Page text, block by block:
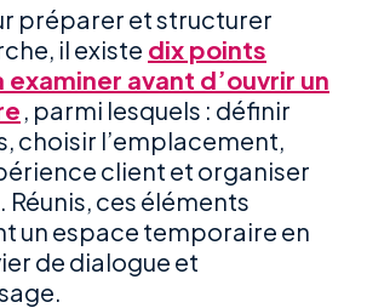
préparer et structurer
il existe dix points
examiner avant d’ouvrir un
, parmi lesquels : définir
choisir l’emplacement,
client et organiser
Réunis, ces éléments
un espace temporaire en
de dialogue et